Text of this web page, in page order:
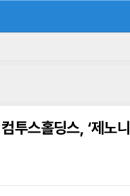
컴투스홀딩스, ‘제노